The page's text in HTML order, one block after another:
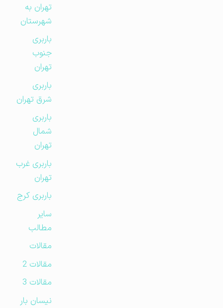
تهران به
شهرستان
باربری
جنوب
تهران
باربری
شرق تهران
باربری
شمال
تهران
باربری غرب
تهران
باربری کرج
مطالب
مقالات
مقالات 2
مقالات 3
نیسان بار